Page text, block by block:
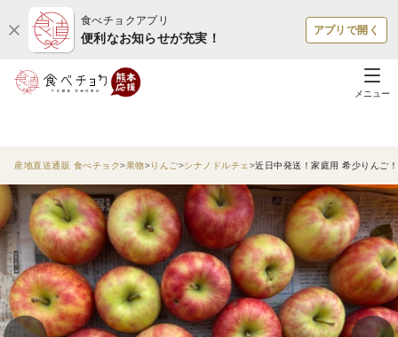
食べチョクアプリ
便利なお知らせが充実！
アプリで開く
メニュー
産地直送通販 食べチョク 果物 りんご シナノドルチェ 近日中発送！家庭用 希少りんご